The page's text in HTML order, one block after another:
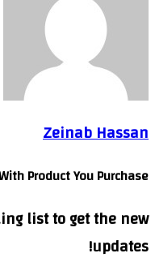
Zeinab Hassan
Product You Purchase
list to get the new
updates!